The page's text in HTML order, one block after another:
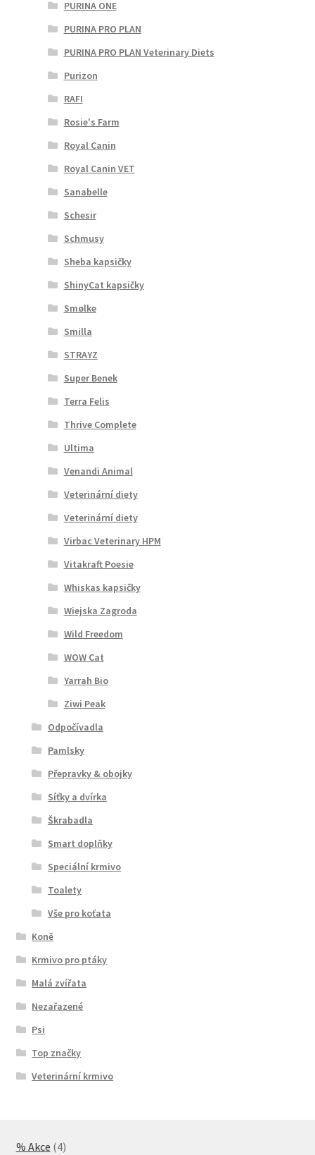
PURINA ONE
PURINA PRO PLAN
PURINA PRO PLAN Veterinary Diets
Purizon
RAFI
Rosie's Farm
Royal Canin
Royal Canin VET
Sanabelle
Schesir
Schmusy
Sheba kapsičky
ShinyCat kapsičky
Smølke
Smilla
STRAYZ
Super Benek
Terra Felis
Thrive Complete
Ultima
Venandi Animal
Veterinární diety
Veterinární diety
Virbac Veterinary HPM
Vitakraft Poesie
Whiskas kapsičky
Wiejska Zagroda
Wild Freedom
WOW Cat
Yarrah Bio
Ziwi Peak
Odpočívadla
Pamlsky
Přepravky & obojky
Síťky a dvírka
Škrabadla
Smart doplňky
Speciální krmivo
Toalety
Vše pro koťata
Koně
Krmivo pro ptáky
Malá zvířata
Nezařazené
Psi
Top značky
Veterinární krmivo
% Akce 44